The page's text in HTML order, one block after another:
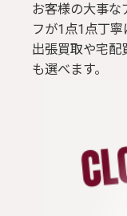
お客様の大事な
フが1点1点丁寧
出張買取や宅配
も選べます。